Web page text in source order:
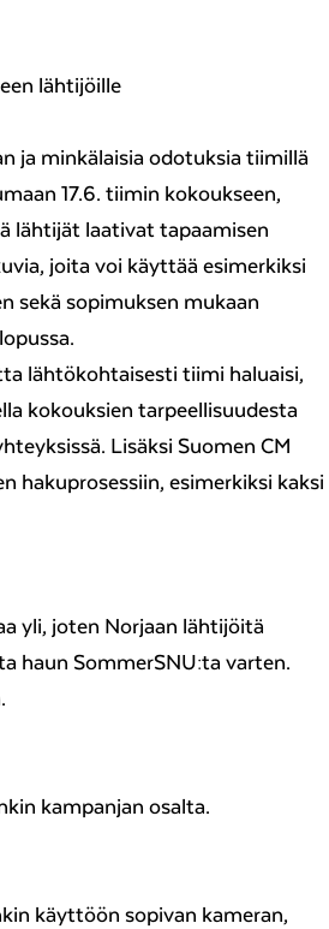
lähtijöille
ja minkälaisia odotuksia tiimillä
17.6. tiimin kokoukseen,
lähtijät laativat tapaamisen
joita voi käyttää esimerkiksi
sekä sopimuksen mukaan
lähtökohtaisesti tiimi haluaisi,
kokouksien tarpeellisuudesta
Lisäksi Suomen CM
hakuprosessiin, esimerkiksi kaksi
yli, joten Norjaan lähtijöitä
haun SommerSNU:ta varten.
kampanjan osalta.
käyttöön sopivan kameran,